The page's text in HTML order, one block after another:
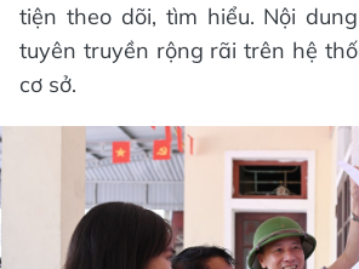
tiện theo dõi, tìm hiểu. Nội
tuyên truyền rộng rãi trên hệ
cơ sở.